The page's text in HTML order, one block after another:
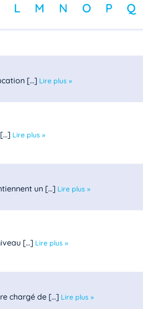
L M N O P Q
[...] Lire plus »
Lire plus »
un [...] Lire plus »
[...] Lire plus »
chargé de [...] Lire plus »